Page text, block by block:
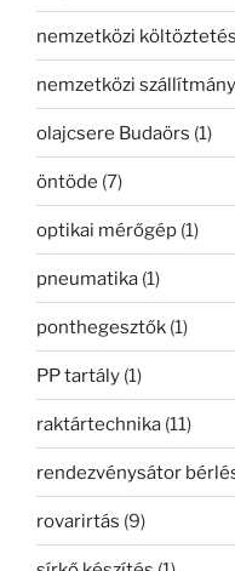
nemzetközi költöztetés
nemzetközi
olajcsere Budaörs (1)
öntöde (7)
optikai mérőgép (1)
pneumatika (1)
ponthegesztők (1)
PP tartály (1)
raktártechnika (11)
rendezvénysátor
rovarirtás (9)